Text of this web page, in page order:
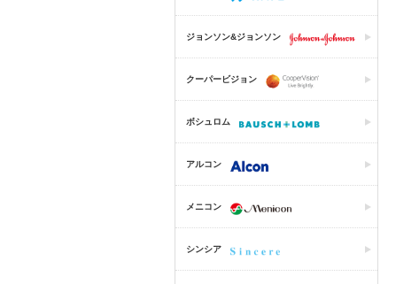
ジョンソン&ジョンソン
クーパービジョン
ボシュロム
アルコン
メニコン
シンシア